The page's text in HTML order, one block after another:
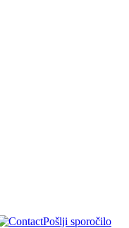
Pošlji sporočilo